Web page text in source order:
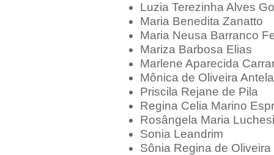
Luzia Terezinha Alves
Maria Benedita Zanatto
Maria Neusa Barranco
Mariza Barbosa Elias
Marlene Aparecida
Mônica de Oliveira
Priscila Rejane de Pila
Regina Celia Marino
Rosângela Maria
Sonia Leandrim
Sônia Regina de Oliveira